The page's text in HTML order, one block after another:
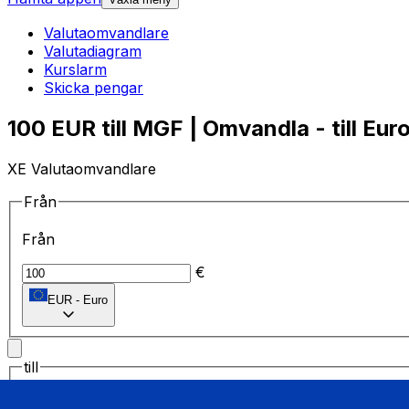
Valutaomvandlare
Valutadiagram
Kurslarm
Skicka pengar
100 EUR till MGF | Omvandla - till
XE Valutaomvandlare
Från
Från
€
EUR - Euro
till